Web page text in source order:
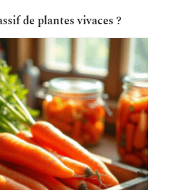
de plantes vivaces ?